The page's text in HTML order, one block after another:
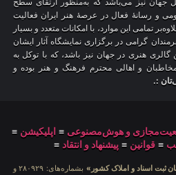
و رسانهٔ فعال در عرصهٔ هنر ایران فعالیت
تمامی این موارد، با امکانات متعدد و بسیار
گرامی در برگزاری نمایشگاه آثار ایشان
گالری هنری در جهان نیز باشد، که با توکل به
مخاطبان و اهالی محترم فرهنگ و هنر بوده و
:.
و هوش‌مصنوعی ≡ اپلیکیشن ≡
≡ قوانین ≡ پیشنهاد و انتقاد ≡
ثبت اسناد و املاک کشور» بشماره‌های: ۲۸۰۹۲۹ و